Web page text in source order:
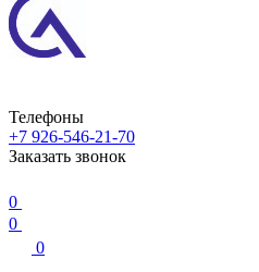
Телефоны
+7 926-546-21-70
Заказать звонок
0
0
0